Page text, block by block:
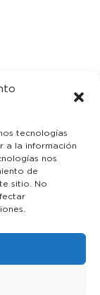
tecnologías
a la información
nos
de
sitio. No